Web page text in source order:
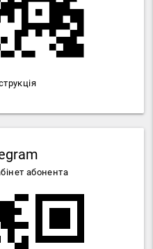
абонента